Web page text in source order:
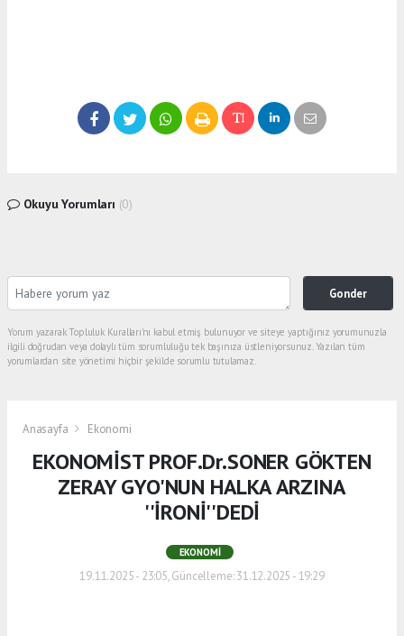
Okuyu Yorumları (0)
Gonder
Yorum yazarak Topluluk Kuralları’nı kabul etmiş bulunuyor ve siteye yaptığınız yorumunuzla
ilgili doğrudan veya dolaylı tüm sorumluluğu tek başınıza üstleniyorsunuz. Yazılan tüm
yorumlardan site yönetimi hiçbir şekilde sorumlu tutulamaz.
Anasayfa Ekonomi
EKONOMİST PROF.Dr.SONER GÖKTEN
ZERAY GYO'NUN HALKA ARZINA
''İRONİ''DEDİ
EKONOMI
19.11.2025 - 23:05, Güncelleme: 31.12.2025 - 19:29